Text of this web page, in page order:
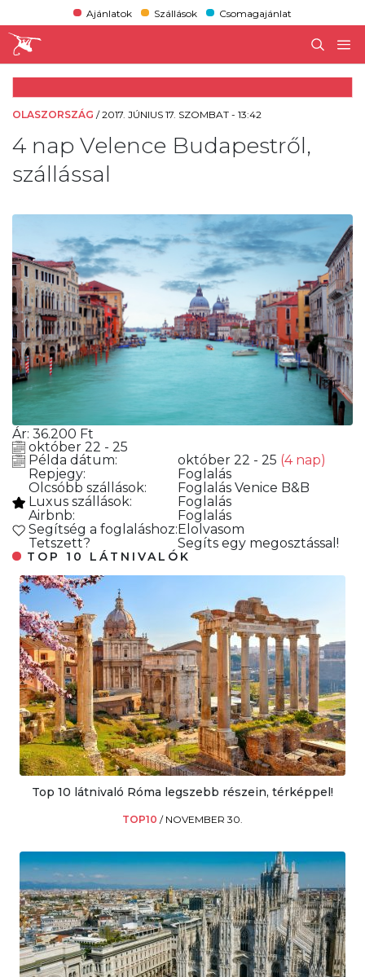
Ajánlatok Szállások Csomagajánlat
OLASZORSZÁG /2017. JÚNIUS 17. SZOMBAT - 13:42
4 nap Velence Budapestről,
szállással
Ár: 36.200 Ft
október 22 - 25
Példa dátum:
október 22 - 25 (4 nap)
Repjegy:
Foglalás
Olcsóbb szállások:
Foglalás Venice B&B
Luxus szállások:
Foglalás
Airbnb:
Foglalás
Segítség a foglaláshoz: Elolvasom
Tetszett?
Segíts egy megosztással!
TOP 10 LÁTNIVALÓK
Top 10 látnivaló Róma legszebb részein, térképpel!
TOP10 / NOVEMBER 30.